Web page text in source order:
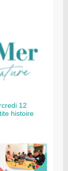
12
histoire